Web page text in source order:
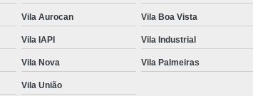
Vila Aurocan Vila Boa Vista
Vila IAPI Vila Industrial
Vila Nova Vila Palmeiras
Vila União